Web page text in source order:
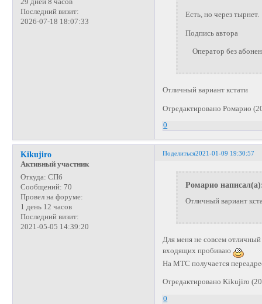
Последний визит:
2026-07-18 18:07:33
Есть, но через тырнет.
Подпись автора
Оператор без
Отличный вариант кстати
Отредактировано Ромарио
0
Поделиться2021-01-09 19:30:57
Kikujiro
Активный участник
Откуда: СПб
Сообщений: 70
Провел на форуме:
1 день 12 часов
Последний визит:
2021-05-05 14:39:20
Ромарио
Отличный вариант
Для меня не совсем
входящих пробиваю
На МТС получается
Отредактировано Kikujiro
0